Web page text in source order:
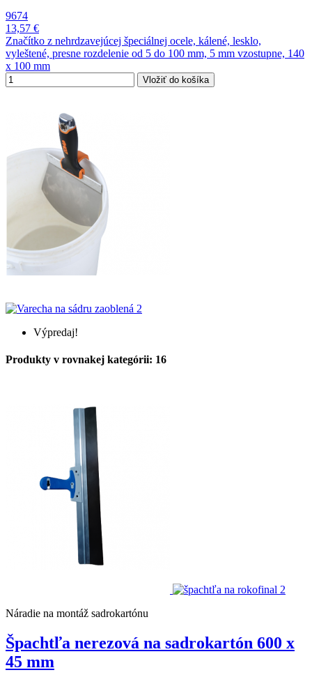
9674
13,57 €
Značítko z nehrdzavejúcej špeciálnej ocele, kálené, lesklo,
vyleštené, presne rozdelenie od 5 do 100 mm, 5 mm vzostupne, 140
x 100 mm
Vložiť do košíka
Výpredaj!
Produkty v rovnakej kategórii: 16
Náradie na montáž sadrokartónu
Špachtľa nerezová na sadrokartón 600 x
45 mm